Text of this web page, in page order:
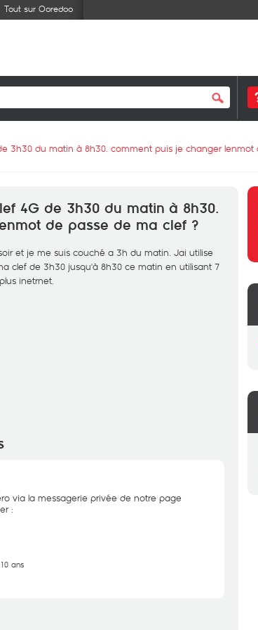
Tout sur Ooredoo
3h30 du matin à 8h30. comment puis je changer lenmot
4G de 3h30 du matin à 8h30.
de passe de ma clef ?
et je me suis couché a 3h du matin. Jai utilise
clef de 3h30 jusqu'à 8h30 ce matin en utilisant 7
inetrnet.
via la messagerie privée de notre page
:
ans